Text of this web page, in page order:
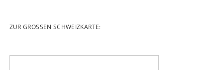
ZUR GROSSEN SCHWEIZKARTE: